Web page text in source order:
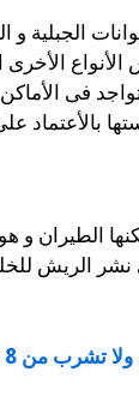
الجبلية و
فى
بالأعتماد
الطيران و
تشرب من 8 حروف